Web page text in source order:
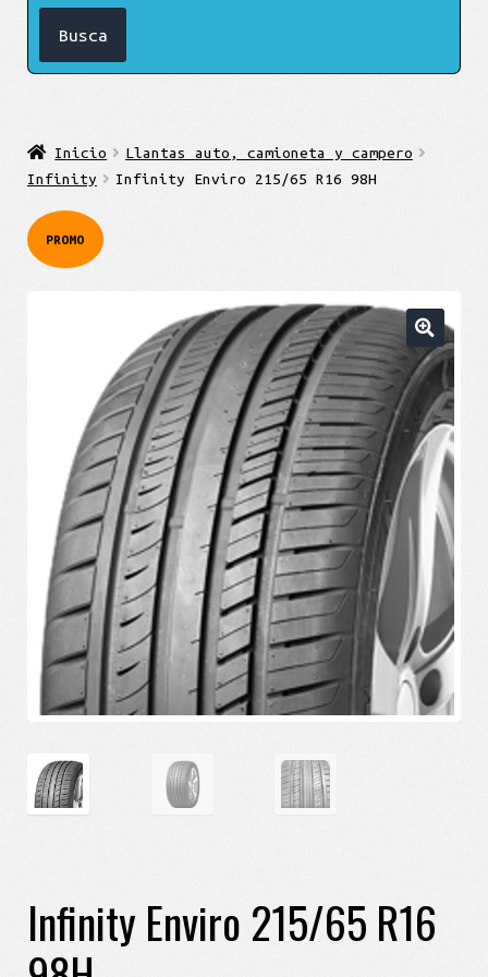
Inicio
Llantas auto, camioneta y campero
Infinity
Infinity Enviro 215/65 R16 98H
PROMO
Infinity Enviro 215/65 R16